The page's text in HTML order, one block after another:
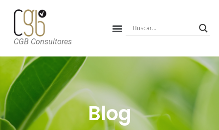
CGB Consultores
Blog